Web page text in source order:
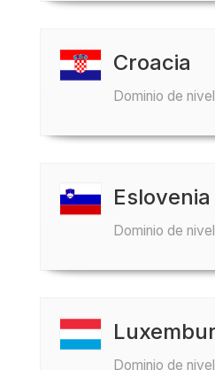
Croacia
Dominio de
Eslovenia
Dominio de
Dominio de